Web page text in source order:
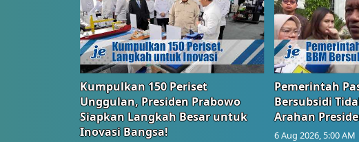
Kumpulkan 150 Periset
Unggulan, Presiden Prabowo
Siapkan Langkah Besar untuk
Inovasi Bangsa!
Pemerintah
Bersubsidi
Arahan
6 Aug 2026, 5:00 AM